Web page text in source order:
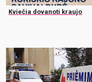
Kviečia dovanoti kraujo